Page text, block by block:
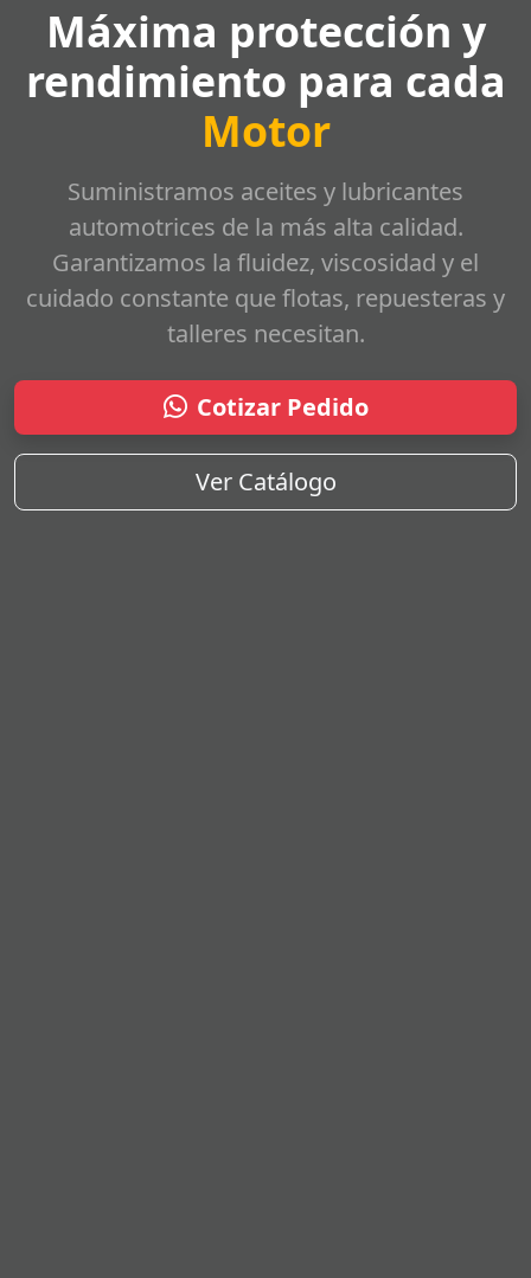
Máxima protección y
rendimiento para cada
Motor
Suministramos aceites y lubricantes
automotrices de la más alta calidad.
Garantizamos la fluidez, viscosidad y el
cuidado constante que flotas, repuesteras y
talleres necesitan.
Cotizar Pedido
Ver Catálogo